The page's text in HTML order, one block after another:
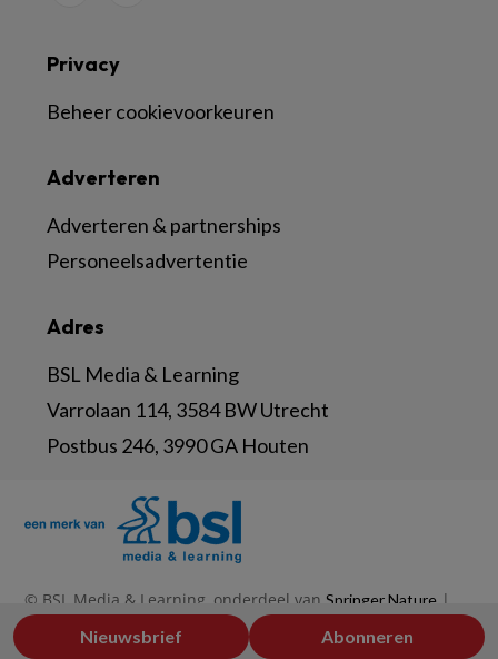
Adres
BSL Media & Learning
Varrolaan 114, 3584 BW Utrecht
Postbus 246, 3990 GA Houten
Adverteren
Adverteren & partnerships
Personeelsadvertentie
Privacy
Beheer cookievoorkeuren
© BSL Media & Learning, onderdeel van Springer Nature |
Privacy Statement | Disclaimer|Voorwaarden
Nieuwsbrief Abonneren